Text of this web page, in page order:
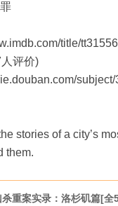
title/
评价)
of a city’s most
them.
重案实录：洛杉矶篇[全